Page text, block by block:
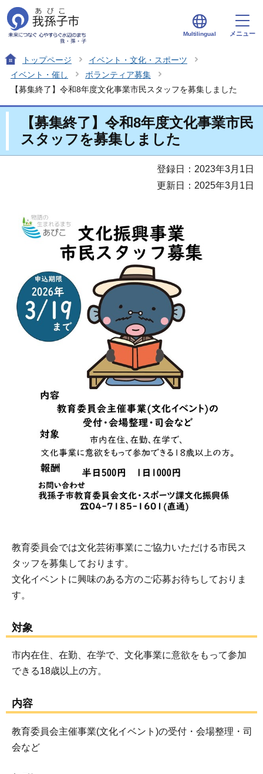
Multilingual メニュー
トップページ
イベント・文化・スポーツ
イベント・催し
ボランティア募集
【募集終了】令和8年度文化事業市民スタッフを募集しました
【募集終了】令和8年度文化事業市民
スタッフを募集しました
登録日：2023年3月1日
更新日：2025年3月1日
教育委員会では文化芸術事業にご協力いただける市民ス
タッフを募集しております。
文化イベントに興味のある方のご応募お待ちしておりま
す。
対象
市内在住、在勤、在学で、文化事業に意欲をもって参加
できる18歳以上の方。
内容
教育委員会主催事業(文化イベント)の受付・会場整理・司
会など